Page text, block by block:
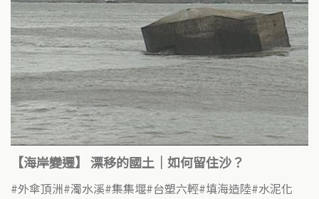
【海岸變遷】 漂移的國土｜如何留住沙？
外傘頂洲 濁水溪 集集堰 台塑六輕 填海造陸 水泥化